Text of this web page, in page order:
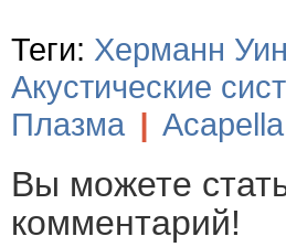
Теги: Херманн
Акустические
Плазма | Acapella
Вы можете
комментарий!